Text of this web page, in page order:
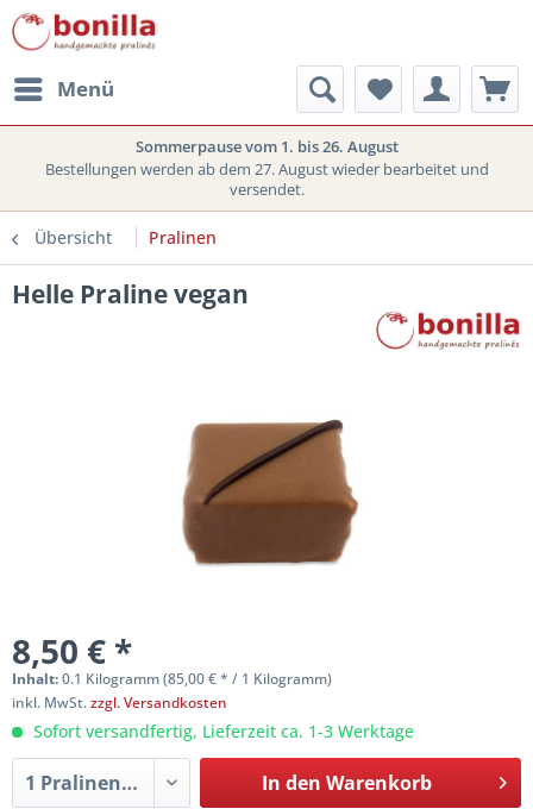
Menü
Sommerpause vom 1. bis 26. August
Bestellungen werden ab dem 27. August wieder bearbeitet und
versendet.
Übersicht Pralinen
Helle Praline vegan
8,50 € *
Inhalt:0.1 Kilogramm (85,00 € * / 1 Kilogramm)
inkl. MwSt.zzgl. Versandkosten
Sofort versandfertig, Lieferzeit ca. 1-3 Werktage
In den Warenkorb